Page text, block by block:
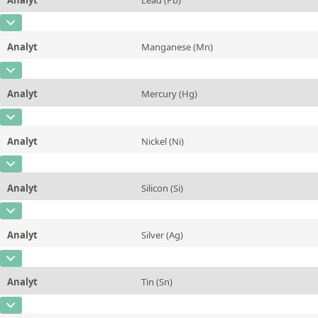
Einheit %
Zusätzliche Informationen
Methode
CAS-Nummer
Konzentration 0,0051
Einheit %
Zusätzliche Informationen
Analyt Manganese (Mn)
CAS-Nummer
Konzentration 0,067
Einheit
Analyt Mercury (Hg)
CAS-Nummer
Konzentration 0,011
Einheit %
Zusätzliche Informationen
Analyt Nickel (Ni)
CAS-Nummer
Konzentration 0,0026
Einheit
Analyt Silicon (Si)
CAS-Nummer
Konzentration 0,034
Einheit %
Zusätzliche Informationen
Analyt Silver (Ag)
CAS-Nummer
Konzentration 0,03
Einheit
Analyt Tin (Sn)
CAS-Nummer